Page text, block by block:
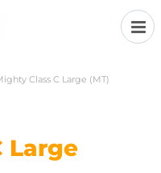
mailtje sturen.
Class C Large (MT)
Large